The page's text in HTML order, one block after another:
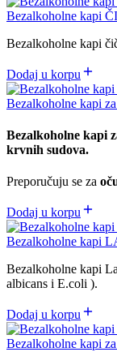
Bezalkoholne kapi
Bezalkoholne kapi
Dodaj u korpu
Bezalkoholne kapi
Bezalkoholne kapi
krvnih sudova.
Preporučuju se za
Dodaj u korpu
Bezalkoholne kapi
Bezalkoholne kapi
albicans i E.coli ).
Dodaj u korpu
Bezalkoholne kapi